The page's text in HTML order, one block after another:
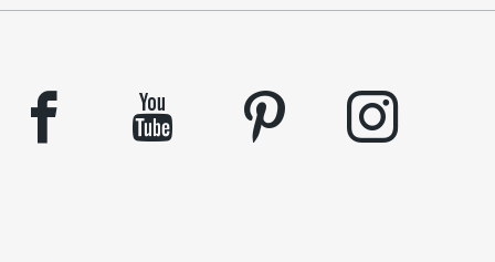
facebook youtube pinterest instagram